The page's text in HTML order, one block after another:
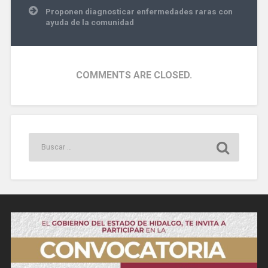
Proponen diagnosticar enfermedades raras con
ayuda de la comunidad
COMMENTS ARE CLOSED.